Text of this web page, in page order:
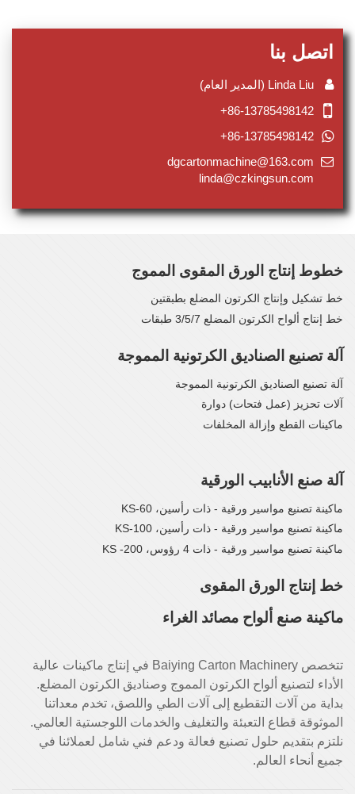
اتصل بنا
Linda Liu (المدير العام)
+86-13785498142
+86-13785498142
dgcartonmachine@163.com
linda@czkingsun.com
خطوط إنتاج الورق المقوى المموج
خط تشكيل وإنتاج الكرتون المضلع بطبقتين
خط إنتاج ألواح الكرتون المضلع 3/5/7 طبقات
آلة تصنيع الصناديق الكرتونية المموجة
آلة تصنيع الصناديق الكرتونية المموجة
آلات تحزيز (عمل فتحات) دوارة
ماكينات القطع وإزالة المخلفات
آلة صنع الأنابيب الورقية
ماكينة تصنيع مواسير ورقية - ذات رأسين، KS-60
ماكينة تصنيع مواسير ورقية - ذات رأسين، KS-100
ماكينة تصنيع مواسير ورقية - ذات 4 رؤوس، KS -200
خط إنتاج الورق المقوى
ماكينة صنع ألواح مصائد الغراء
تتخصص Baiying Carton Machinery في إنتاج ماكينات عالية
الأداء لتصنيع ألواح الكرتون المموج وصناديق الكرتون المضلع.
بداية من آلات التقطيع إلى آلات الطي واللصق، تخدم معداتنا
الموثوقة قطاع التعبئة والتغليف والخدمات اللوجستية العالمي.
نلتزم بتقديم حلول تصنيع فعالة ودعم فني شامل لعملائنا في
جميع أنحاء العالم.